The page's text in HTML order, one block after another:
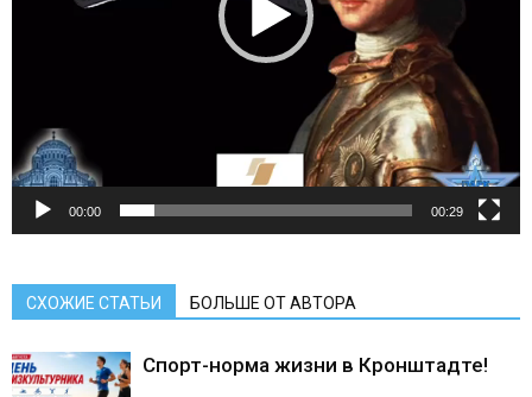
00:00 00:29
СХОЖИЕ СТАТЬИ БОЛЬШЕ ОТ АВТОРА
Спорт-норма жизни в Кронштадте!